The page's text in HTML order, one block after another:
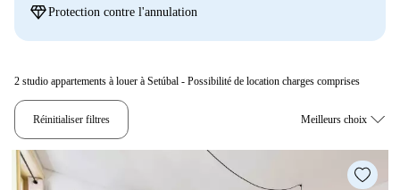
diamondProtection contre l'annulation
2 studio appartements à louer à Setúbal - Possibilité de location charges comprises
Réinitialiser filtres